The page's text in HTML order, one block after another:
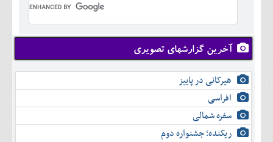
دی
بهمن
اسفند
آبان
آذر
دی
بهمن
اسفند
شهريور
مهر
آبان
آذر
دی
بهمن
اسفند
تير
مرداد
شهريور
مهر
آبان
آذر
دی
بهمن
اسفند
آخرین گزارشهای تصویری
هیرکانی در پاییز
افراسی
سفره شمالی
ریکنده؛ جشنواره دوم